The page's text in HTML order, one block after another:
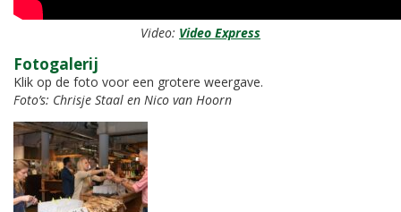
Video: Video Express
Fotogalerij
Klik op de foto voor een grotere weergave.
Foto’s: Chrisje Staal en Nico van Hoorn